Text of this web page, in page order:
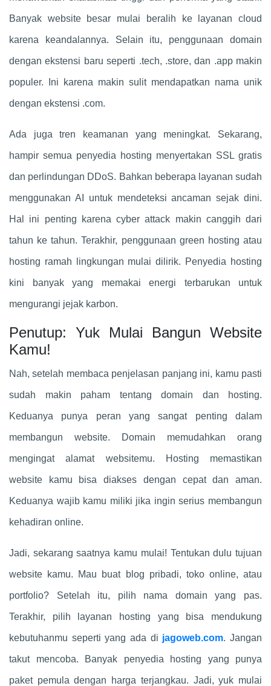
Banyak website besar mulai beralih ke layanan cloud
karena keandalannya. Selain itu, penggunaan domain
dengan ekstensi baru seperti .tech, .store, dan .app makin
populer. Ini karena makin sulit mendapatkan nama unik
dengan ekstensi .com.
Ada juga tren keamanan yang meningkat. Sekarang,
hampir semua penyedia hosting menyertakan SSL gratis
dan perlindungan DDoS. Bahkan beberapa layanan sudah
menggunakan AI untuk mendeteksi ancaman sejak dini.
Hal ini penting karena cyber attack makin canggih dari
tahun ke tahun. Terakhir, penggunaan green hosting atau
hosting ramah lingkungan mulai dilirik. Penyedia hosting
kini banyak yang memakai energi terbarukan untuk
mengurangi jejak karbon.
Penutup: Yuk Mulai Bangun Website
Kamu!
Nah, setelah membaca penjelasan panjang ini, kamu pasti
sudah makin paham tentang domain dan hosting.
Keduanya punya peran yang sangat penting dalam
membangun website. Domain memudahkan orang
mengingat alamat websitemu. Hosting memastikan
website kamu bisa diakses dengan cepat dan aman.
Keduanya wajib kamu miliki jika ingin serius membangun
kehadiran online.
Jadi, sekarang saatnya kamu mulai! Tentukan dulu tujuan
website kamu. Mau buat blog pribadi, toko online, atau
portfolio? Setelah itu, pilih nama domain yang pas.
Terakhir, pilih layanan hosting yang bisa mendukung
kebutuhanmu seperti yang ada di jagoweb.com. Jangan
takut mencoba. Banyak penyedia hosting yang punya
paket pemula dengan harga terjangkau. Jadi, yuk mulai